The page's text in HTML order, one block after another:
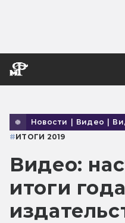
Новости | Видео |
#ИТОГИ 2019
Видео:
итоги